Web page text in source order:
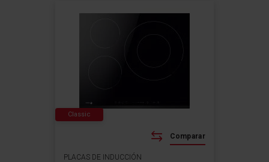
PLACAS DE INDUCCIÓN
Comparar
Classic